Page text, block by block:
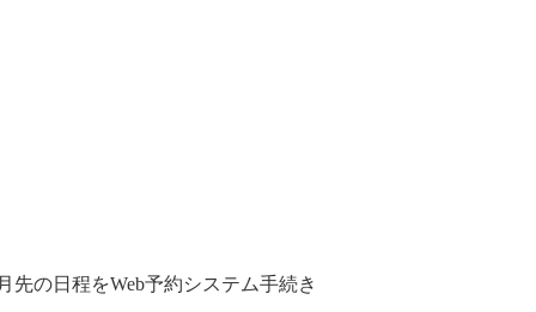
の日程をWeb予約システム手続き